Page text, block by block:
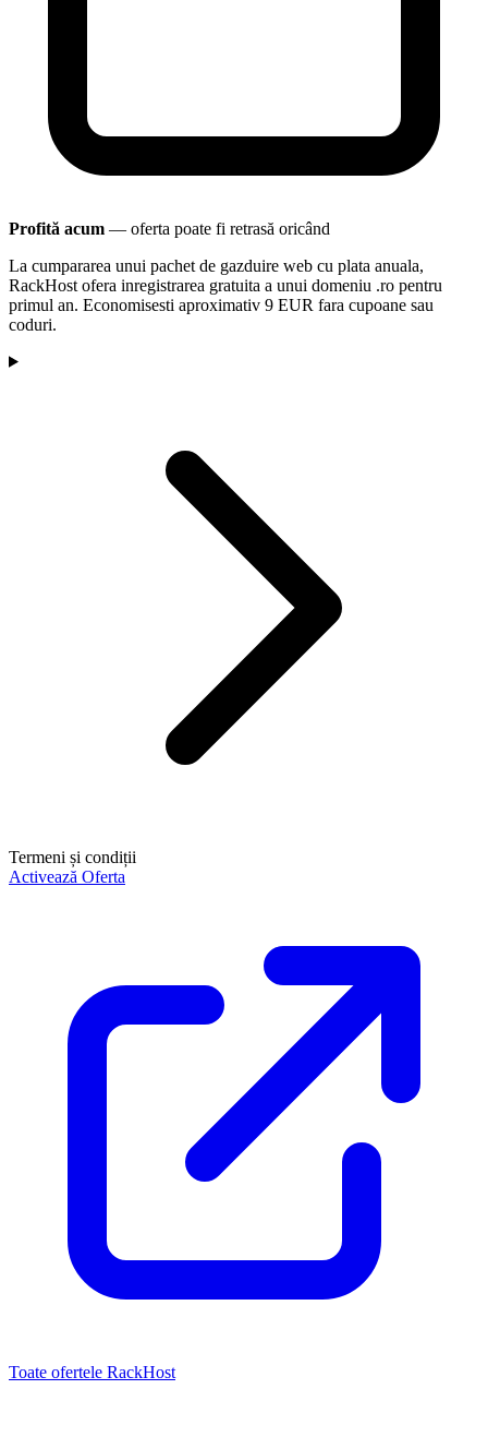
Profită acum — oferta poate fi retrasă oricând
La cumpararea unui pachet de gazduire web cu plata anuala,
RackHost ofera inregistrarea gratuita a unui domeniu .ro pentru
primul an. Economisesti aproximativ 9 EUR fara cupoane sau
coduri.
Termeni și condiții
Activează Oferta
Toate ofertele RackHost